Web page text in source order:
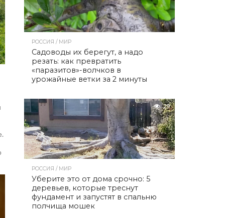
РОССИЯ / МИР
Садоводы их берегут, а надо
резать: как превратить
«паразитов»-волчков в
урожайные ветки за 2 минуты
29
РОССИЯ / МИР
Уберите это от дома срочно: 5
деревьев, которые треснут
фундамент и запустят в спальню
полчища мошек